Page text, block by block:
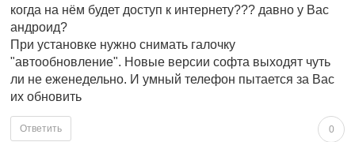
когда на нём будет доступ к интернету??? давно у Вас
андроид?
При установке нужно снимать галочку
"автообновление". Новые версии софта выходят чуть
ли не еженедельно. И умный телефон пытается за Вас
их обновить
0
Ответить